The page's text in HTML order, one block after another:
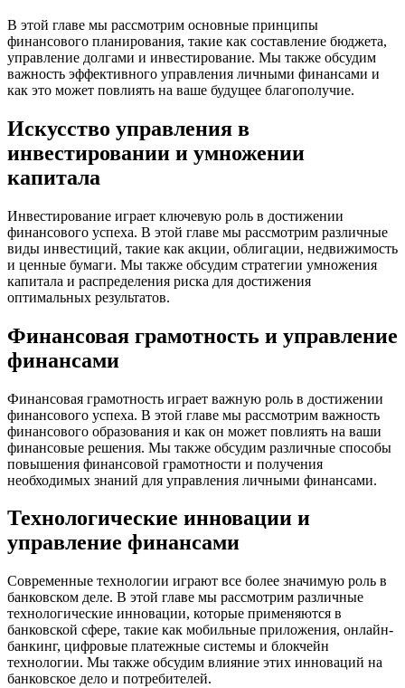
В этой главе мы рассмотрим основные принципы
финансового планирования, такие как составление бюджета,
управление долгами и инвестирование. Мы также обсудим
важность эффективного управления личными финансами и
как это может повлиять на ваше будущее благополучие.
Искусство управления в
инвестировании и умножении
капитала
Инвестирование играет ключевую роль в достижении
финансового успеха. В этой главе мы рассмотрим различные
виды инвестиций, такие как акции, облигации, недвижимость
и ценные бумаги. Мы также обсудим стратегии умножения
капитала и распределения риска для достижения
оптимальных результатов.
Финансовая грамотность и управление
финансами
Финансовая грамотность играет важную роль в достижении
финансового успеха. В этой главе мы рассмотрим важность
финансового образования и как он может повлиять на ваши
финансовые решения. Мы также обсудим различные способы
повышения финансовой грамотности и получения
необходимых знаний для управления личными финансами.
Технологические инновации и
управление финансами
Современные технологии играют все более значимую роль в
банковском деле. В этой главе мы рассмотрим различные
технологические инновации, которые применяются в
банковской сфере, такие как мобильные приложения, онлайн-
банкинг, цифровые платежные системы и блокчейн
технологии. Мы также обсудим влияние этих инноваций на
банковское дело и потребителей.